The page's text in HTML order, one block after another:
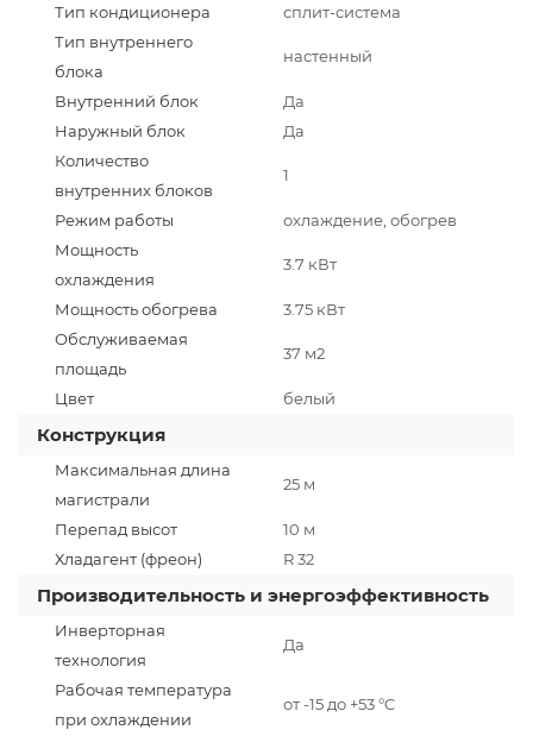
Тип кондиционера
сплит-система
Тип внутреннего
блока
настенный
Внутренний блок
Да
Наружный блок
Да
Количество
внутренних блоков
1
Режим работы
охлаждение, обогрев
Мощность
охлаждения
3.7 кВт
Мощность обогрева
3.75 кВт
Обслуживаемая
площадь
37 м2
Цвет белый
Конструкция
Максимальная длина
магистрали
25 м
Перепад высот
10 м
Хладагент (фреон)
R 32
Производительность и энергоэффективность
Инверторная
технология
Да
Рабочая температура
при охлаждении
от -15 до +53 °C